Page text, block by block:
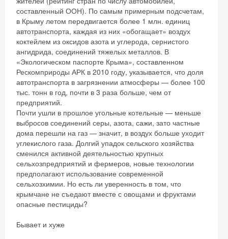
составленный ООН). По самым примерным подсчетам,
в Крыму летом передвигается более 1 млн. единиц
автотранспорта, каждая из них «обогащает» воздух
коктейлем из оксидов азота и углерода, сернистого
ангидрида, соединений тяжелых металлов. В
«Экологическом паспорте Крыма», составленном
Рескомприроды АРК в 2010 году, указывается, что доля
автотранспорта в загрязнении атмосферы — более 100
тыс. тонн в год, почти в 3 раза больше, чем от
предприятий.
Почти ушли в прошлое угольные котельные — меньше
выбросов соединений серы, азота, сажи, зато частные
дома перешли на газ — значит, в воздух больше уходит
углекислого газа. Долгий упадок сельского хозяйства
сменился активной деятельностью крупных
сельхозпредприятий и фермеров, новые технологии
предполагают использование современной
сельхозхимии. Но есть ли уверенность в том, что
крымчане не съедают вместе с овощами и фруктами
опасные пестициды?
Бывает и хуже